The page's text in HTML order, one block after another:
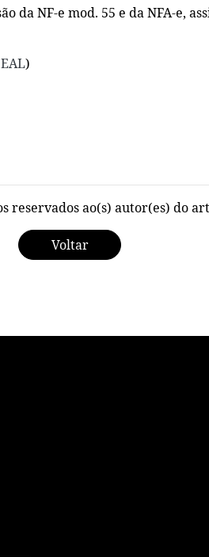
da NF-e mod. 55 e da NFA-e,
)
reservados ao(s) autor(es) do
Voltar